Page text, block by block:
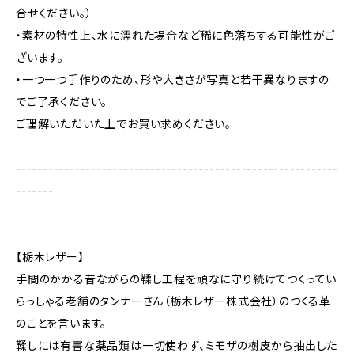
合せください。）
・素材の特性上、水に濡れた場合など稀に色落ちする可能性がご
ざいます。
・一つ一つ手作りのため、形や大きさが写真と若干異なりますの
でご了承ください。
ご理解いただいた上でお買い求めください。
------------------------------------------------------------
-------
【栃木レザー】
手間のかかる昔ながらの鞣し工程を頑なに守り続けてつくってい
らっしゃる老舗のタンナーさん（栃木レザー株式会社）のつくる革
のことを言います。
鞣しには有害な薬品類は一切使わず、ミモザの樹皮から抽出した